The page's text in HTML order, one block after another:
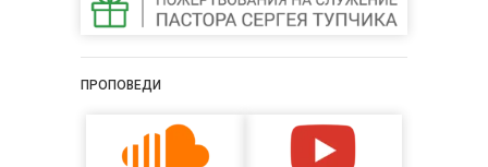
ПРОПОВЕДИ